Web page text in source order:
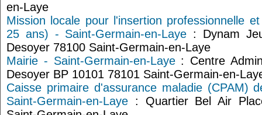
en-Laye
Mission locale pour l'insertion professionnelle
25 ans) - Saint-Germain-en-Laye : Dynam
Desoyer 78100 Saint-Germain-en-Laye
Mairie - Saint-Germain-en-Laye: Centre
Desoyer BP 10101 78101 Saint-Germain-en-
Caisse primaire d'assurance maladie (CPAM)
Saint-Germain-en-Laye : Quartier Bel Air